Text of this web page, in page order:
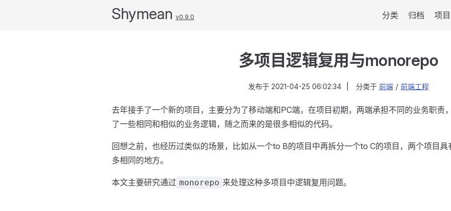
Shymean v0.9.0 分类 归档 项目
多项目逻辑复用与monorepo
发布于 2021-04-25 06:02:34 分类于 前端 / 前端工程
去年接手了一个新的项目，主要分为了移动端和PC端，在项目初期，两端承担不同的业务职责
了一些相同和相似的业务逻辑，随之而来的是很多相似的代码。
回想之前，也经历过类似的场景，比如从一个to B的项目中再拆分一个to C的项目，两个项目
多相同的地方。
本文主要研究通过 monorepo 来处理这种多项目中逻辑复用问题。